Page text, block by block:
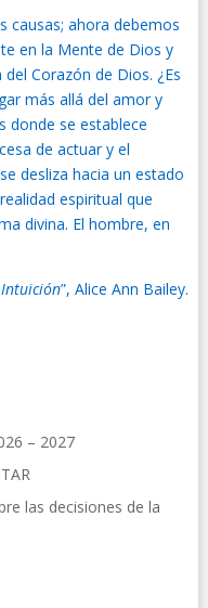
causas; ahora debemos
en la Mente de Dios y
Corazón de Dios. ¿Es
más allá del amor y
donde se establece
de actuar y el
desliza hacia un estado
espiritual que
divina. El hombre, en
”, Alice Ann Bailey.
– 2027
las decisiones de la